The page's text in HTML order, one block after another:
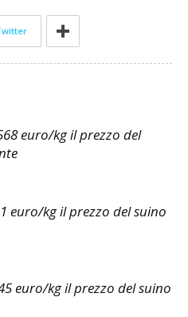
euro/kg il prezzo del
euro/kg il prezzo del suino
euro/kg il prezzo del suino